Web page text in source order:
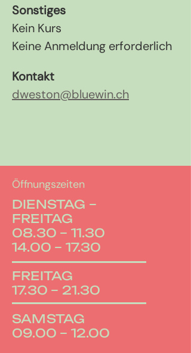
Sonstiges
Kein Kurs
Keine Anmeldung erforderlich
Kontakt
dweston@bluewin.ch
Öffnungszeiten
DIENSTAG –
FREITAG
08.30 – 11.30
14.00 – 17.30
FREITAG
17.30 – 21.30
SAMSTAG
09.00 – 12.00